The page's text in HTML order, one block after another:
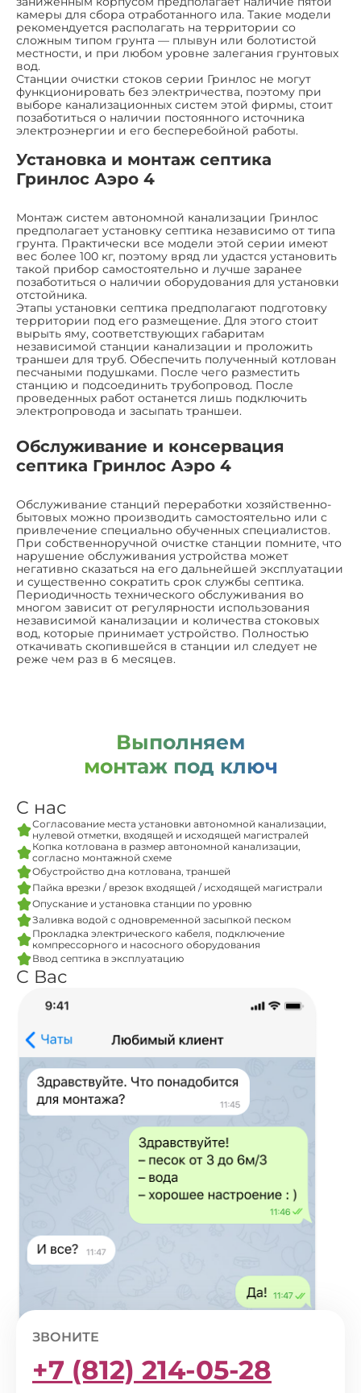
камеры для сбора отработанного ила. Такие модели
рекомендуется располагать на территории со
сложным типом грунта — плывун или болотистой
местности, и при любом уровне залегания грунтовых
вод.
Станции очистки стоков серии Гринлос не могут
функционировать без электричества, поэтому при
выборе канализационных систем этой фирмы, стоит
позаботиться о наличии постоянного источника
электроэнергии и его бесперебойной работы.
Установка и монтаж септика
Гринлос Аэро 4
Монтаж систем автономной канализации Гринлос
предполагает установку септика независимо от типа
грунта. Практически все модели этой серии имеют
вес более 100 кг, поэтому вряд ли удастся установить
такой прибор самостоятельно и лучше заранее
позаботиться о наличии оборудования для установки
отстойника.
Этапы установки септика предполагают подготовку
территории под его размещение. Для этого стоит
вырыть яму, соответствующих габаритам
независимой станции канализации и проложить
траншеи для труб. Обеспечить полученный котлован
песчаными подушками. После чего разместить
станцию и подсоединить трубопровод. После
проведенных работ останется лишь подключить
электропровода и засыпать траншеи.
Обслуживание и консервация
септика Гринлос Аэро 4
Обслуживание станций переработки хозяйственно-
бытовых можно производить самостоятельно или с
привлечение специально обученных специалистов.
При собственноручной очистке станции помните, что
нарушение обслуживания устройства может
негативно сказаться на его дальнейшей эксплуатации
и существенно сократить срок службы септика.
Периодичность технического обслуживания во
многом зависит от регулярности использования
независимой канализации и количества стоковых
вод, которые принимает устройство. Полностью
откачивать скопившейся в станции ил следует не
реже чем раз в 6 месяцев.
Выполняем
монтаж под ключ
С нас
Согласование места установки автономной канализации,
нулевой отметки, входящей и исходящей магистралей
Копка котлована в размер автономной канализации,
согласно монтажной схеме
Обустройство дна котлована, траншей
Пайка врезки / врезок входящей / исходящей магистрали
Опускание и установка станции по уровню
Заливка водой с одновременной засыпкой песком
Прокладка электрического кабеля, подключение
компрессорного и насосного оборудования
Ввод септика в эксплуатацию
С Вас
ЗВОНИТЕ
+7 (812) 214-05-28